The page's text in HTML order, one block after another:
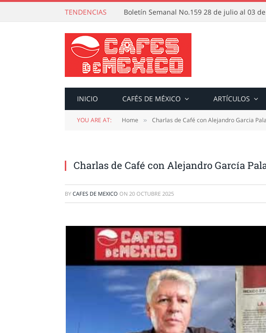
TENDENCIAS Boletín Semanal No.159 28 de julio al 03
INICIO CAFÉS DE MÉXICO ARTÍCULOS
YOU ARE AT: Home » Charlas de Café con Alejandro Garcia
Charlas de Café con Alejandro García
BY CAFES DE MEXICO ON 20 OCTUBRE 2025